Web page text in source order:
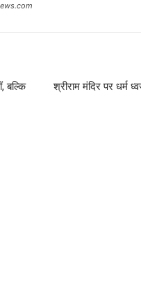
बल्कि
श्रीराम मंदिर पर धर्म